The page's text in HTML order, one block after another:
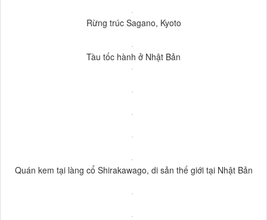
Rừng trúc Sagano, Kyoto
Tàu tốc hành ở Nhật Bản
Quán kem tại làng cổ Shirakawago, di sản thế giới tại Nhật Bản